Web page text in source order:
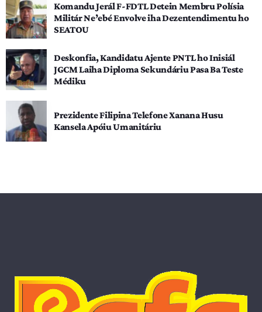
Komandu Jerál F-FDTL Detein Membru Polísia
Militár Ne’ebé Envolve iha Dezentendimentu ho
SEATOU
Deskonfia, Kandidatu Ajente PNTL ho Inisiál
JGCM Laiha Diploma Sekundáriu Pasa Ba Teste
Médiku
Prezidente Filipina Telefone Xanana Husu
Kansela Apóiu Umanitáriu